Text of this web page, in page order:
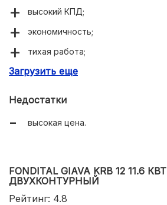
высокий КПД;
экономичность;
тихая работа;
самоочистка теплообменника.
Загрузить еще
Недостатки
высокая цена.
FONDITAL GIAVA KRB 12 11.6 КВТ
ДВУХКОНТУРНЫЙ
Рейтинг: 4.8